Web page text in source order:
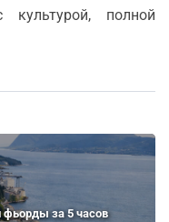
полной
фьорды за 5 часов